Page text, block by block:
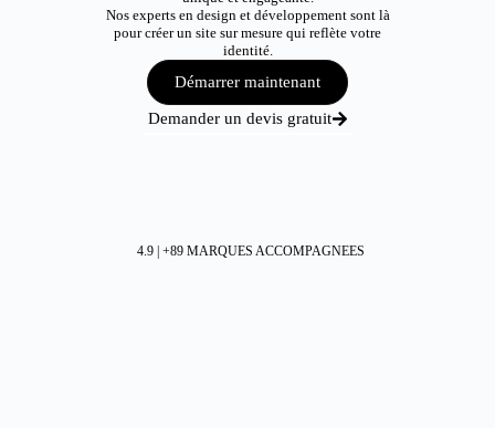
Nos experts en design et développement sont là
pour créer un site sur mesure qui reflète votre
identité.
Démarrer maintenant
Demander un devis gratuit
4.9 | +89 MARQUES ACCOMPAGNEES